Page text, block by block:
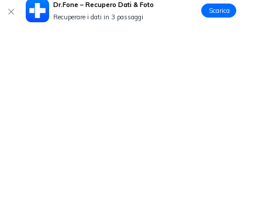
Dr.Fone – Recupero Dati & Foto
Recuperare i dati in 3 passaggi
Scarica